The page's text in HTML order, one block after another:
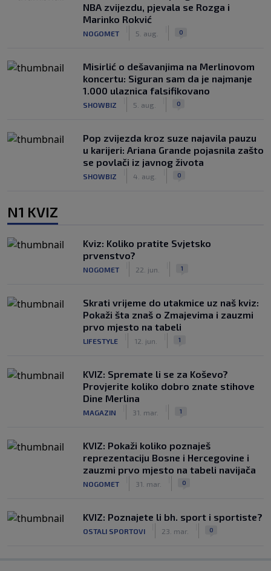
NBA zvijezdu, pjevala se Rozga i
Marinko Rokvić
NOGOMET 5. aug. 0
Misirlić o dešavanjima na Merlinovom
koncertu: Siguran sam da je najmanje
1.000 ulaznica falsifikovano
SHOWBIZ 5. aug. 0
Pop zvijezda kroz suze najavila pauzu
u karijeri: Ariana Grande pojasnila zašto
se povlači iz javnog života
SHOWBIZ 4. aug. 0
N1 KVIZ
Kviz: Koliko pratite Svjetsko
prvenstvo?
NOGOMET 22. jun. 1
Skrati vrijeme do utakmice uz naš kviz:
Pokaži šta znaš o Zmajevima i zauzmi
prvo mjesto na tabeli
LIFESTYLE 12. jun. 1
KVIZ: Spremate li se za Koševo?
Provjerite koliko dobro znate stihove
Dine Merlina
MAGAZIN 31. mar. 1
KVIZ: Pokaži koliko poznaješ
reprezentaciju Bosne i Hercegovine i
zauzmi prvo mjesto na tabeli navijača
NOGOMET 31. mar. 0
KVIZ: Poznajete li bh. sport i sportiste?
OSTALI SPORTOVI 23. mar. 0